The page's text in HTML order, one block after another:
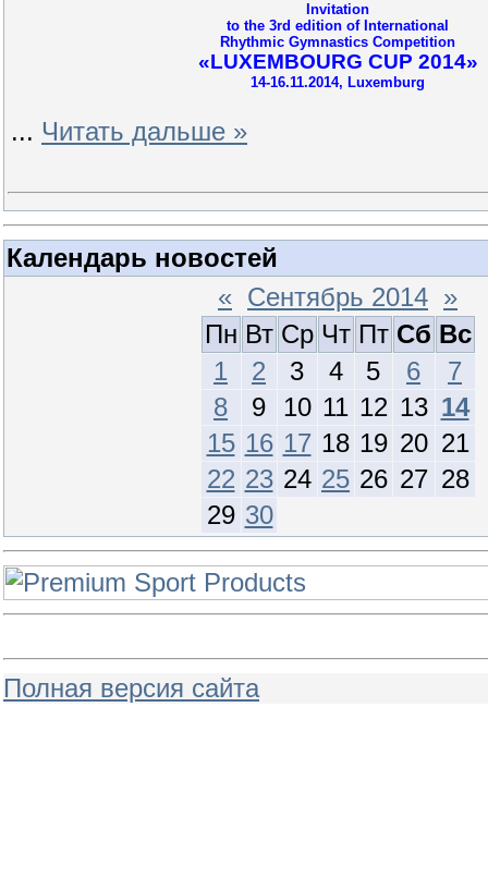
Invitation
to the 3rd edition of International
Rhythmic Gymnastics Competition
«LUXEMBOURG CUP 2014»
14-16.11.2014, Luxemburg
... Читать дальше »
Календарь новостей
« Сентябрь 2014 »
Пн Вт Ср Чт Пт Сб Вс
1
2 3 4 5 6
7
8
9 10 11 12 13 14
15 16 17 18 19 20 21
22 23 24 25 26 27 28
29 30
Полная версия сайта